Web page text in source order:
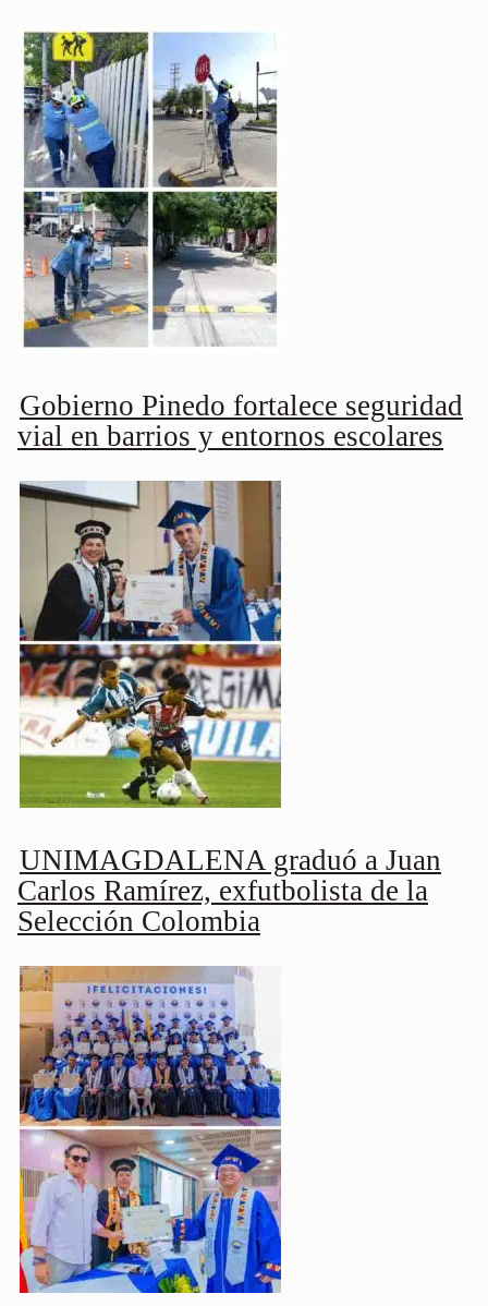
Gobierno Pinedo fortalece seguridad
vial en barrios y entornos escolares
UNIMAGDALENA graduó a Juan
Carlos Ramírez, exfutbolista de la
Selección Colombia